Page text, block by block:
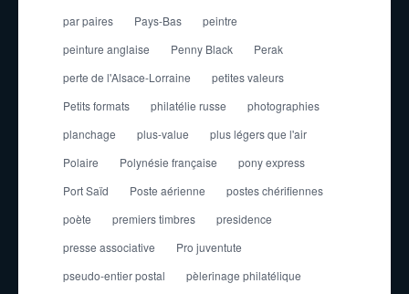
par paires Pays-Bas
peintre
peinture anglaise
Penny Black
Perak
perte de l'Alsace-Lorraine
petites valeurs
Petits formats
philatélie russe
photographies
planchage
plus-value
plus légers que l'air
Polaire
Polynésie française
pony express
Port Saïd
Poste aérienne
postes chérifiennes
poète
premiers timbres
presidence
presse associative
Pro juventute
pseudo-entier postal
pèlerinage philatélique